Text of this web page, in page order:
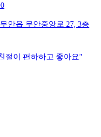
안읍 무안중앙로 27, 3층
절이 편하하고 좋아요"